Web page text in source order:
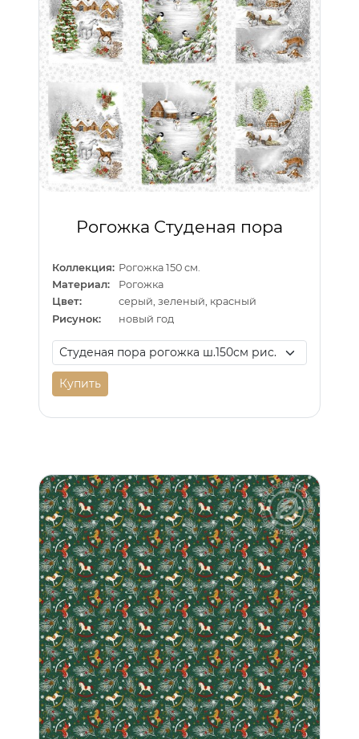
Рогожка Студеная пора
Коллекция: Рогожка 150 см.
Материал:
Рогожка
Цвет:
серый, зеленый, красный
Рисунок:
новый год
Купить